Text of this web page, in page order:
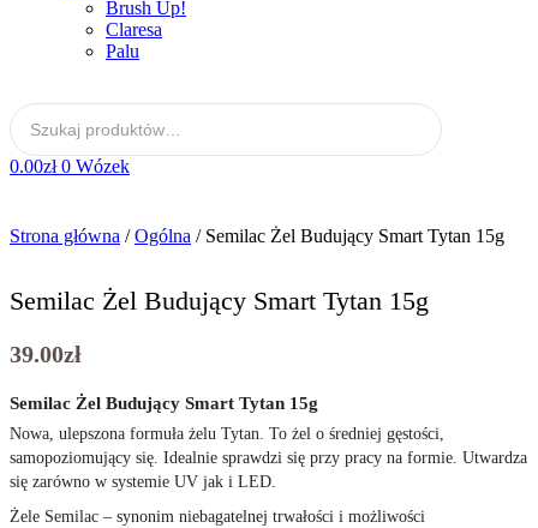
Brush Up!
Claresa
Palu
0.00zł 0 Wózek
Strona główna /Ogólna / Semilac Żel Budujący Smart Tytan 15g
Semilac Żel Budujący Smart Tytan 15g
39.00zł
Semilac Żel Budujący Smart Tytan 15g
Nowa, ulepszona formuła żelu Tytan. To żel o średniej gęstości,
samopoziomujący się. Idealnie sprawdzi się przy pracy na formie. Utwardza
się zarówno w systemie UV jak i LED.
Żele Semilac – synonim niebagatelnej trwałości i możliwości